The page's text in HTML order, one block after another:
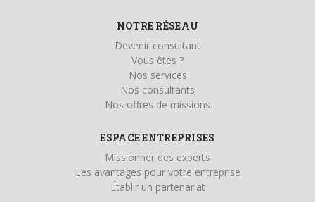
NOTRE RÉSEAU
Devenir consultant
Vous êtes ?
Nos services
Nos consultants
Nos offres de missions
ESPACE ENTREPRISES
Missionner des experts
Les avantages pour votre entreprise
Établir un partenariat